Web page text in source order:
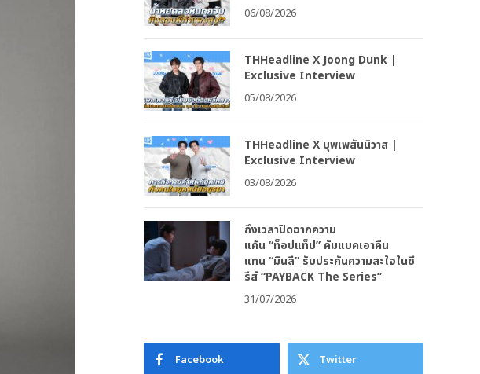
06/08/2026
THHeadline X Joong Dunk |
Exclusive Interview
05/08/2026
THHeadline X บุพเพสันนิวาส |
Exclusive Interview
03/08/2026
ถึงเวลาปิดฉากความ
แค้น “ท็อปแท็ป” คัมแบคเอาคืน
แทน “มินลี” รับประกันความสะใจในซี
รีส์ “PAYBACK The Series”
31/07/2026
Facebook Twitter